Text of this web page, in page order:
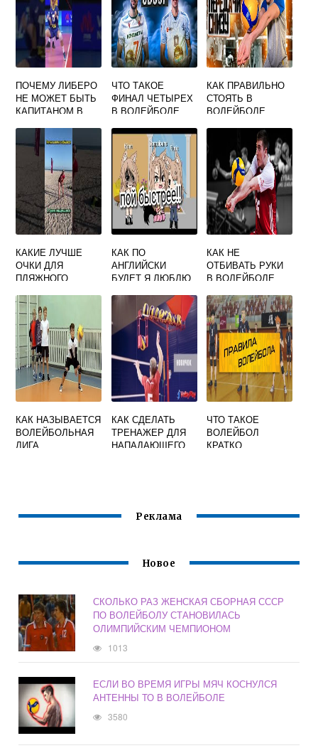
ПОЧЕМУ ЛИБЕРО
НЕ МОЖЕТ БЫТЬ
КАПИТАНОМ В
ЧТО ТАКОЕ
ФИНАЛ ЧЕТЫРЕХ
В ВОЛЕЙБОЛЕ
КАК ПРАВИЛЬНО
СТОЯТЬ В
ВОЛЕЙБОЛЕ
КАКИЕ ЛУЧШЕ
ОЧКИ ДЛЯ
ПЛЯЖНОГО
КАК ПО
АНГЛИЙСКИ
БУДЕТ Я ЛЮБЛЮ
ВОЛЕЙБОЛ
КАК НЕ
ОТБИВАТЬ РУКИ
В ВОЛЕЙБОЛЕ
КАК НАЗЫВАЕТСЯ
ВОЛЕЙБОЛЬНАЯ
ЛИГА
КАК СДЕЛАТЬ
ТРЕНАЖЕР ДЛЯ
НАПАДАЮЩЕГО
ЧТО ТАКОЕ
ВОЛЕЙБОЛ
КРАТКО
Реклама
Новое
СКОЛЬКО РАЗ ЖЕНСКАЯ СБОРНАЯ СССР
ПО ВОЛЕЙБОЛУ СТАНОВИЛАСЬ
ОЛИМПИЙСКИМ ЧЕМПИОНОМ
1013
ЕСЛИ ВО ВРЕМЯ ИГРЫ МЯЧ КОСНУЛСЯ
АНТЕННЫ ТО В ВОЛЕЙБОЛЕ
3580